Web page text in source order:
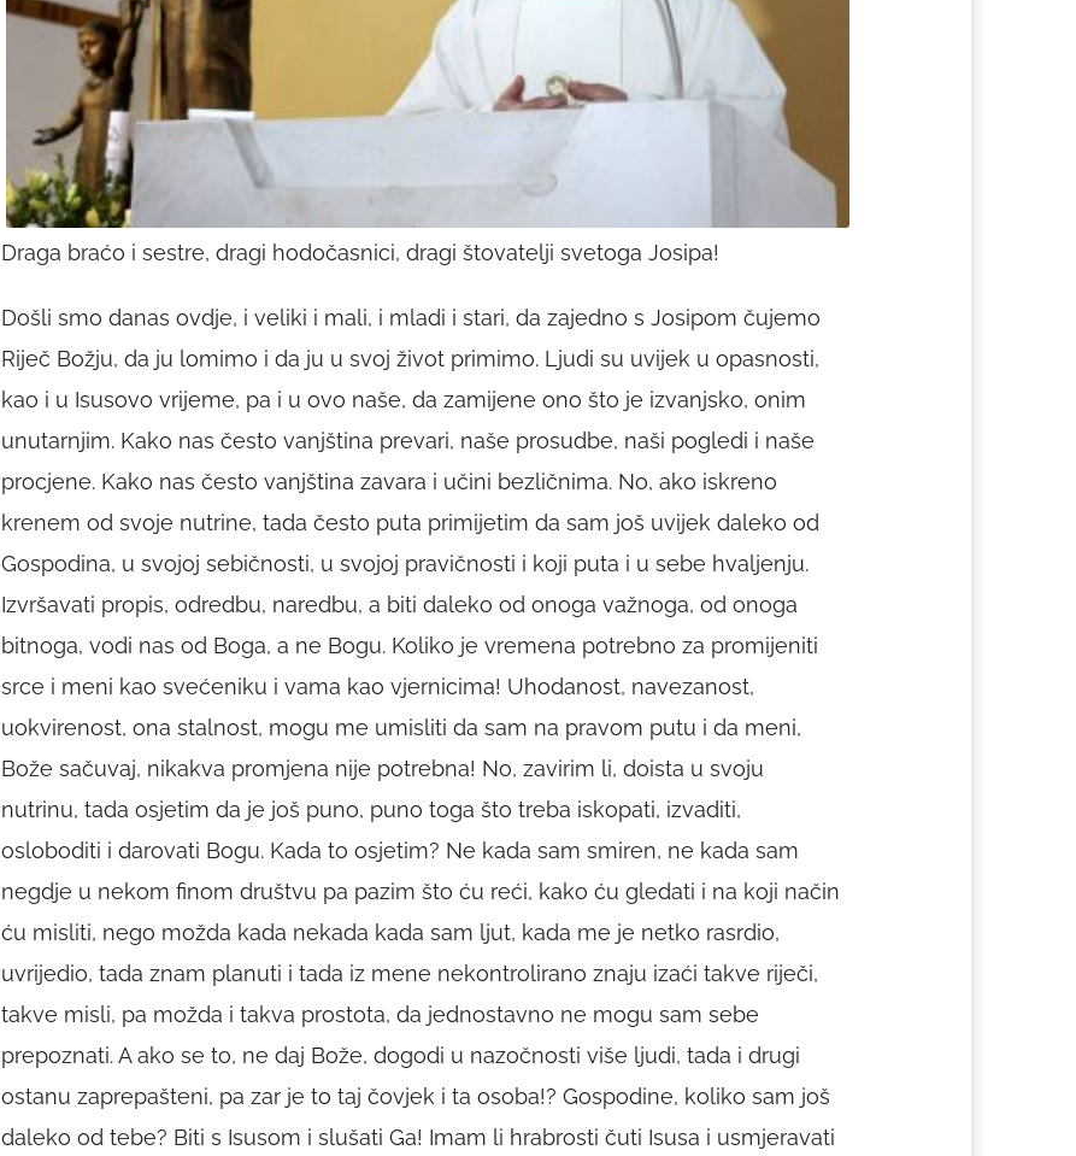
Draga braćo i sestre, dragi hodočasnici, dragi štovatelji svetoga Josipa!
Došli smo danas ovdje, i veliki i mali, i mladi i stari, da zajedno s Josipom čujemo
Riječ Božju, da ju lomimo i da ju u svoj život primimo. Ljudi su uvijek u opasnosti,
kao i u Isusovo vrijeme, pa i u ovo naše, da zamijene ono što je izvanjsko, onim
unutarnjim. Kako nas često vanjština prevari, naše prosudbe, naši pogledi i naše
procjene. Kako nas često vanjština zavara i učini bezličnima. No, ako iskreno
krenem od svoje nutrine, tada često puta primijetim da sam još uvijek daleko od
Gospodina, u svojoj sebičnosti, u svojoj pravičnosti i koji puta i u sebe hvaljenju.
Izvršavati propis, odredbu, naredbu, a biti daleko od onoga važnoga, od onoga
bitnoga, vodi nas od Boga, a ne Bogu. Koliko je vremena potrebno za promijeniti
srce i meni kao svećeniku i vama kao vjernicima! Uhodanost, navezanost,
uokvirenost, ona stalnost, mogu me umisliti da sam na pravom putu i da meni,
Bože sačuvaj, nikakva promjena nije potrebna! No, zavirim li, doista u svoju
nutrinu, tada osjetim da je još puno, puno toga što treba iskopati, izvaditi,
osloboditi i darovati Bogu. Kada to osjetim? Ne kada sam smiren, ne kada sam
negdje u nekom finom društvu pa pazim što ću reći, kako ću gledati i na koji način
ću misliti, nego možda kada nekada kada sam ljut, kada me je netko rasrdio,
uvrijedio, tada znam planuti i tada iz mene nekontrolirano znaju izaći takve riječi,
takve misli, pa možda i takva prostota, da jednostavno ne mogu sam sebe
prepoznati. A ako se to, ne daj Bože, dogodi u nazočnosti više ljudi, tada i drugi
ostanu zaprepašteni, pa zar je to taj čovjek i ta osoba!? Gospodine, koliko sam još
daleko od tebe? Biti s Isusom i slušati Ga! Imam li hrabrosti čuti Isusa i usmjeravati